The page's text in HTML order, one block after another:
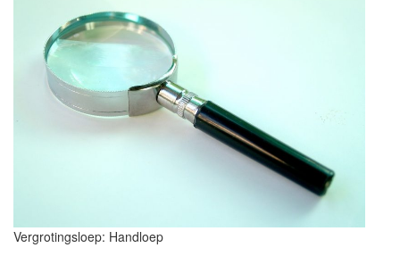
Vergrotingsloep: Handloep